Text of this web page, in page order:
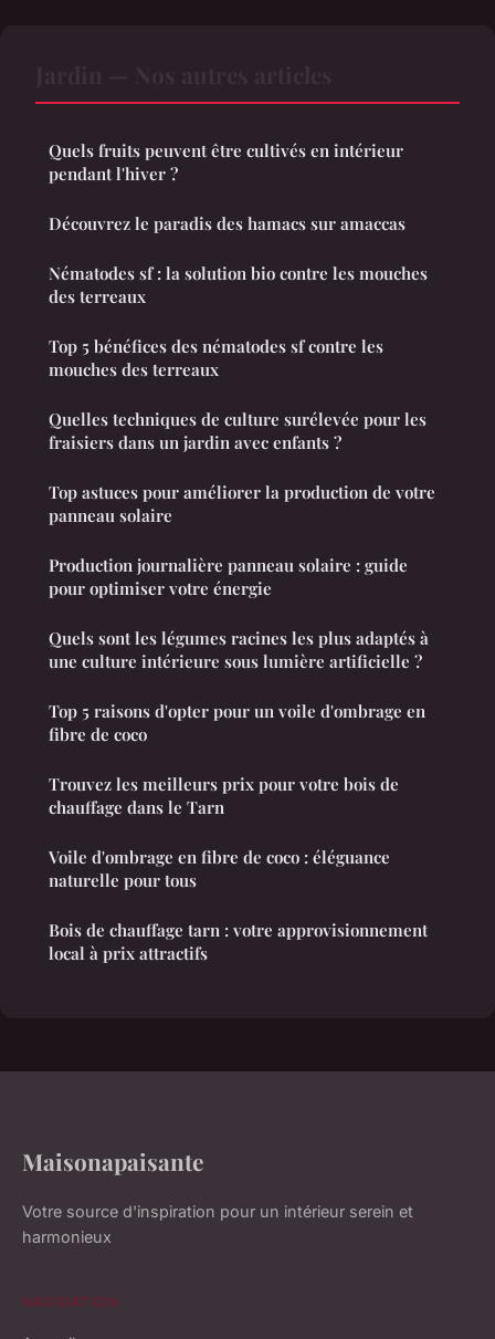
Quels fruits peuvent être cultivés en intérieur
pendant l'hiver ?
Découvrez le paradis des hamacs sur amaccas
Nématodes sf : la solution bio contre les mouches
des terreaux
Top 5 bénéfices des nématodes sf contre les
mouches des terreaux
Quelles techniques de culture surélevée pour les
fraisiers dans un jardin avec enfants ?
Top astuces pour améliorer la production de votre
panneau solaire
Production journalière panneau solaire : guide
pour optimiser votre énergie
Quels sont les légumes racines les plus adaptés à
une culture intérieure sous lumière artificielle ?
Top 5 raisons d'opter pour un voile d'ombrage en
fibre de coco
Trouvez les meilleurs prix pour votre bois de
chauffage dans le Tarn
Voile d'ombrage en fibre de coco : éléguance
naturelle pour tous
Bois de chauffage tarn : votre approvisionnement
local à prix attractifs
Maisonapaisante
Votre source d'inspiration pour un intérieur serein et
harmonieux
NAVIGATION